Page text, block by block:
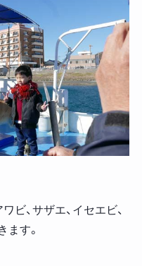
ビ、サザエ、イセエビ、
ます。